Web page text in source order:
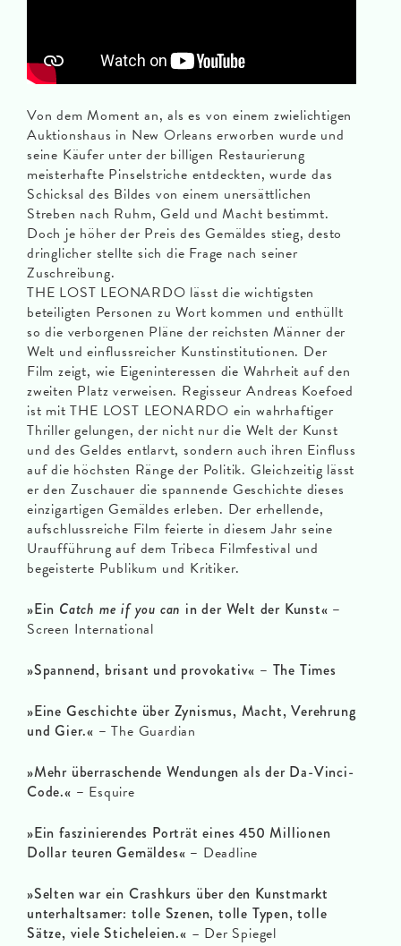
Von dem Moment an, als es von einem zwielichtigen
Auktionshaus in New Orleans erworben wurde und
seine Käufer unter der billigen Restaurierung
meisterhafte Pinselstriche entdeckten, wurde das
Schicksal des Bildes von einem unersättlichen
Streben nach Ruhm, Geld und Macht bestimmt.
Doch je höher der Preis des Gemäldes stieg, desto
dringlicher stellte sich die Frage nach seiner
Zuschreibung.
THE LOST LEONARDO lässt die wichtigsten
beteiligten Personen zu Wort kommen und enthüllt
so die verborgenen Pläne der reichsten Männer der
Welt und einflussreicher Kunstinstitutionen. Der
Film zeigt, wie Eigeninteressen die Wahrheit auf den
zweiten Platz verweisen. Regisseur Andreas Koefoed
ist mit THE LOST LEONARDO ein wahrhaftiger
Thriller gelungen, der nicht nur die Welt der Kunst
und des Geldes entlarvt, sondern auch ihren Einfluss
auf die höchsten Ränge der Politik. Gleichzeitig lässt
er den Zuschauer die spannende Geschichte dieses
einzigartigen Gemäldes erleben. Der erhellende,
aufschlussreiche Film feierte in diesem Jahr seine
Uraufführung auf dem Tribeca Filmfestival und
begeisterte Publikum und Kritiker.
»Ein Catch me if you can in der Welt der Kunst« –
Screen International
»Spannend, brisant und provokativ« – The Times
»Eine Geschichte über Zynismus, Macht, Verehrung
und Gier.« –The Guardian
»Mehr überraschende Wendungen als der Da-Vinci-
Code.« – Esquire
»Ein faszinierendes Porträt eines 450 Millionen
Dollar teuren Gemäldes« – Deadline
»Selten war ein Crashkurs über den Kunstmarkt
unterhaltsamer: tolle Szenen, tolle Typen, tolle
Sätze, viele Sticheleien.« – Der Spiegel